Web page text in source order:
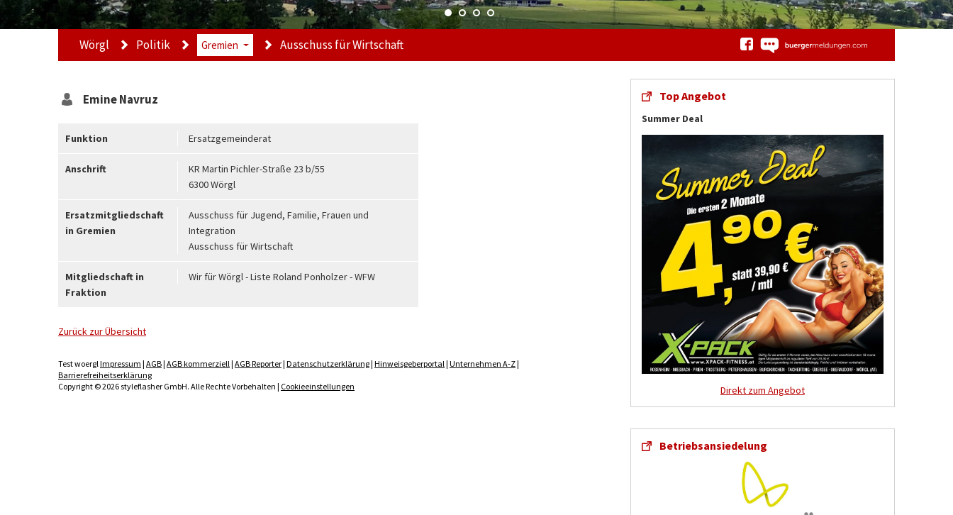
Wörgl Politik Gremien Ausschuss für Wirtschaft
EmineNavruz
Funktion Ersatzgemeinderat
Anschrift
KR Martin Pichler-Straße 23 b/55
6300 Wörgl
Ersatzmitgliedschaft
in Gremien
Ausschuss für Jugend, Familie, Frauen und
Integration
Ausschuss für Wirtschaft
Mitgliedschaft in
Fraktion
Wir für Wörgl - Liste Roland Ponholzer - WFW
Zurück zur Übersicht
Test woerglImpressum | AGB| AGB kommerziell| AGB Reporter| Datenschutzerklärung| Hinweisgeberportal| Unternehmen A-Z|
Barrierefreiheitserklärung
Copyright © 2026 styleflasher GmbH. Alle Rechte Vorbehalten | Cookieeinstellungen
Top Angebot
Summer Deal
Direkt zum Angebot
Betriebsansiedelung